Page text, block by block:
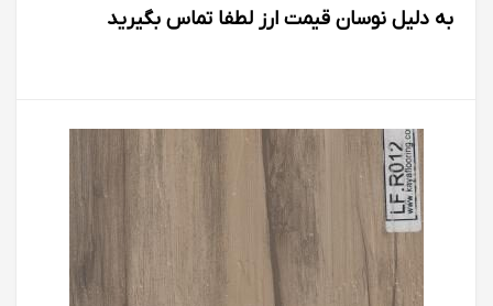
به دلیل نوسان قیمت ارز لطفا تماس بگیرید